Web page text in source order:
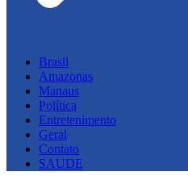
Brasil
Amazonas
Manaus
Política
Entretenimento
Geral
Contato
SAUDE